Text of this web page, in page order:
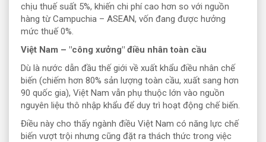
chịu thuế suất 5%, khiến chi phí cao hơn so với nguồn
hàng từ Campuchia – ASEAN, vốn đang được hưởng
mức thuế 0%.
Việt Nam – "công xưởng" điều nhân toàn cầu
Dù là nước dẫn đầu thế giới về xuất khẩu điều nhân chế
biến (chiếm hơn 80% sản lượng toàn cầu, xuất sang hơn
90 quốc gia), Việt Nam vẫn phụ thuộc lớn vào nguồn
nguyên liệu thô nhập khẩu để duy trì hoạt động chế biến.
Điều này cho thấy ngành điều Việt Nam có năng lực chế
biến vượt trội nhưng cũng đặt ra thách thức trong việc